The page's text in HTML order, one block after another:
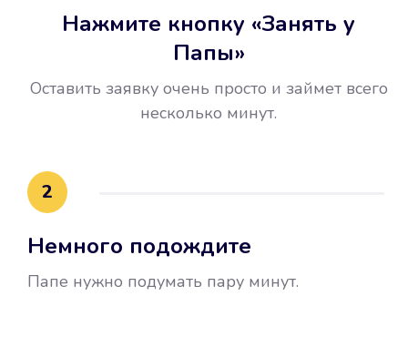
воспользовались бесплатной
это открыло новые возможности в
Нажмите кнопку «Занять у
Папы»
Оставить заявку очень просто и займет всего
несколько минут.
2
Немного подождите
Папе нужно подумать пару минут.